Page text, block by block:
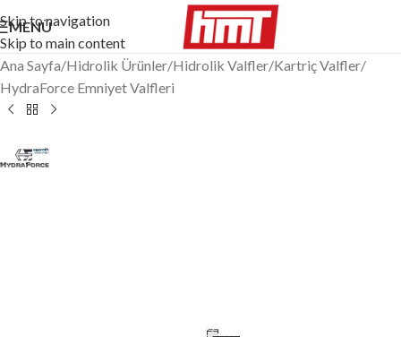
Skip to navigation
Skip to main content
MENÜ
Ana Sayfa/Hidrolik Ürünler/Hidrolik Valfler/Kartriç Valfler/
HydraForce Emniyet Valfleri